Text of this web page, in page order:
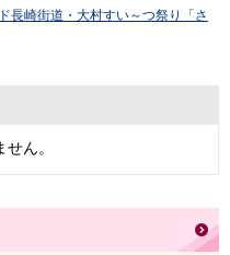
長崎街道・大村すい～つ祭り「さ
ん。